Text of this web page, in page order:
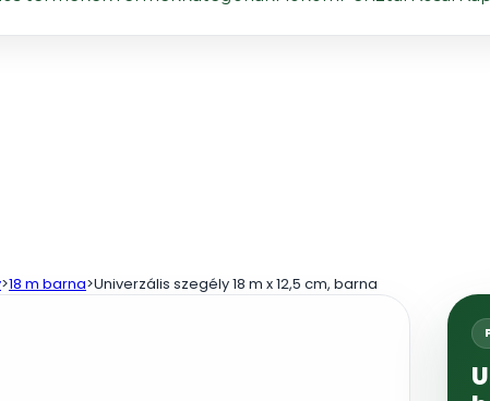
>18 m barna>Univerzális szegély 18 m x 12,5 cm, barna